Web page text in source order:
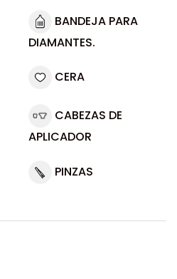
BANDEJA PARA
DIAMANTES.
CERA
CABEZAS DE
APLICADOR
PINZAS